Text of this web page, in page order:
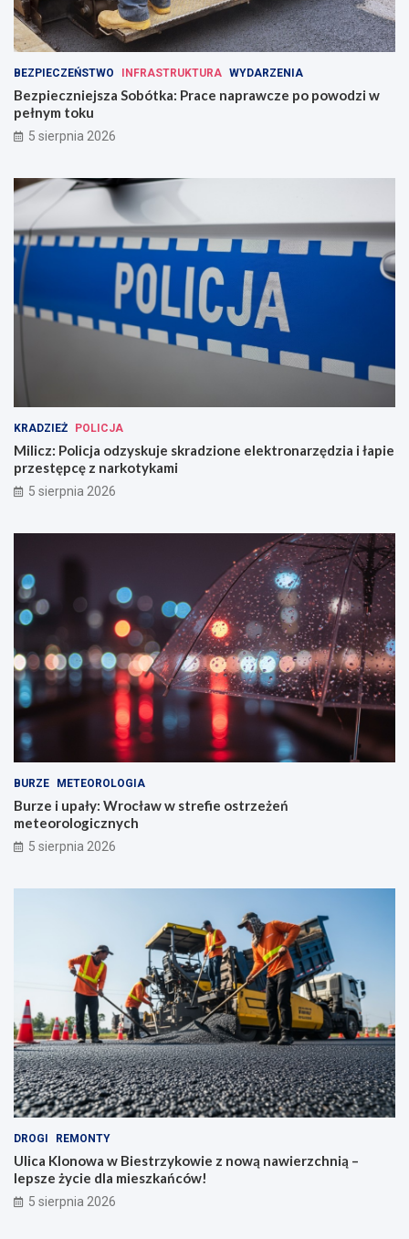
BEZPIECZEŃSTWO INFRASTRUKTURA WYDARZENIA
Bezpieczniejsza Sobótka: Prace naprawcze po powodzi w
pełnym toku
5 sierpnia 2026
KRADZIEŻ POLICJA
Milicz: Policja odzyskuje skradzione elektronarzędzia i łapie
przestępcę z narkotykami
5 sierpnia 2026
BURZE METEOROLOGIA
Burze i upały: Wrocław w strefie ostrzeżeń
meteorologicznych
5 sierpnia 2026
DROGI REMONTY
Ulica Klonowa w Biestrzykowie z nową nawierzchnią –
lepsze życie dla mieszkańców!
5 sierpnia 2026